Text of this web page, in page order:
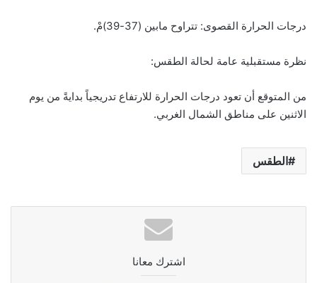
درجات الحرارة القصوى: تتراوح مابين (37-39)مْ.
نظرة مستقبلية عامة لحالة الطقس:
من المتوقع أن تعود درجات الحرارة للارتفاع تدريجياً بدايةً من يوم
الاثنين على مناطق الشمال الغربي.
الطقس
اشترك معانا